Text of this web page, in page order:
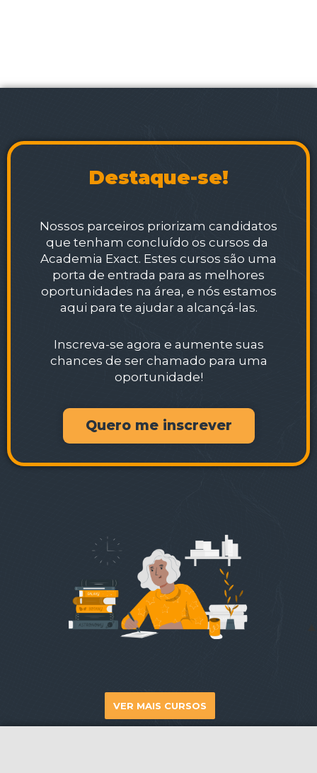
Destaque-se!
Nossos parceiros priorizam candidatos
que tenham concluído os cursos da
Academia Exact. Estes cursos são uma
porta de entrada para as melhores
oportunidades na área, e nós estamos
aqui para te ajudar a alcançá-las.
Inscreva-se agora e aumente suas
chances de ser chamado para uma
oportunidade!
Quero me inscrever
VER MAIS CURSOS